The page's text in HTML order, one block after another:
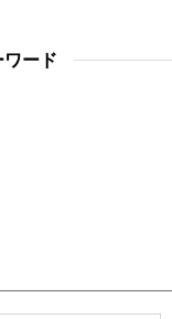
ード